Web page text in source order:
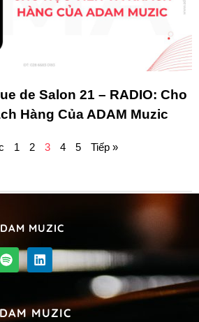
de Salon 21 – RADIO: Cho
Hàng Của ADAM Muzic
1 2 3 4 5 Tiếp »
MUZIC
MUZIC